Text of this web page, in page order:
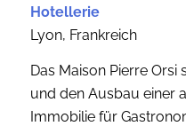
Hotellerie
Lyon, Frankreich
Das Maison Pierre Orsi
und den Ausbau einer
Immobilie für